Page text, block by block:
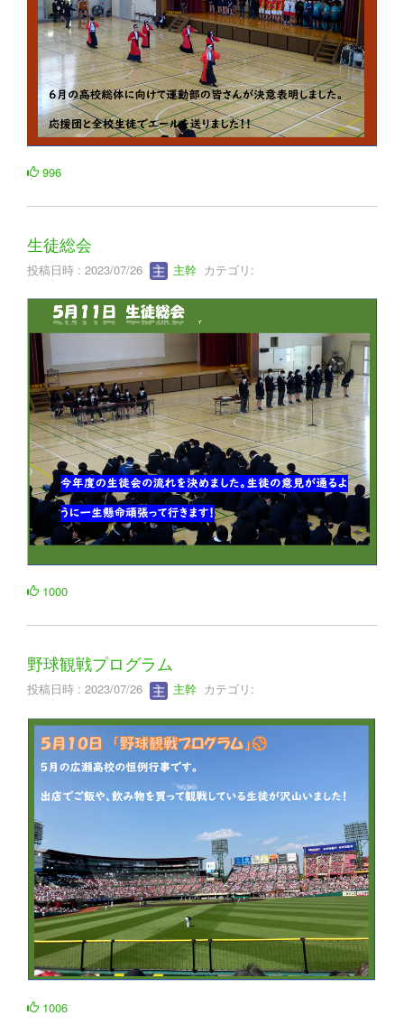
996
生徒総会
投稿日時 : 2023/07/26 主幹 カテゴリ:
1000
野球観戦プログラム
投稿日時 : 2023/07/26 主幹 カテゴリ:
1006